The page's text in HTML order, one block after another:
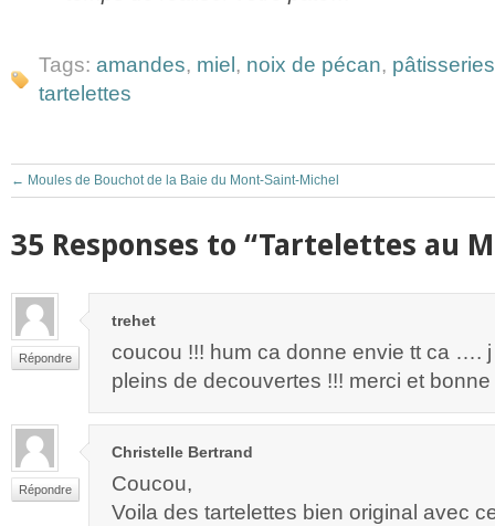
Tags: amandes, miel , noix de pécan,
tartelettes
← Moules de Bouchot de la Baie du Mont-Saint-Michel
35 Responses to “Tartelettes au
Répondre
trehet
coucou !!! hum ca donne envie tt ca ….
pleins de decouvertes !!! merci et
Répondre
Christelle Bertrand
Coucou,
Voila des tartelettes bien original avec